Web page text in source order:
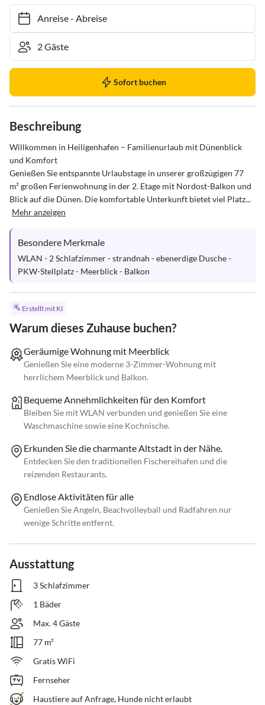
Anreise- Abreise
Sofort buchen
Beschreibung
Willkommen in Heiligenhafen – Familienurlaub mit Dünenblick
und Komfort
Genießen Sie entspannte Urlaubstage in unserer großzügigen 77
m² großen Ferienwohnung in der 2. Etage mit Nordost-Balkon und
Blick auf die Dünen. Die komfortable Unterkunft bietet viel Platz...
Mehr anzeigen
Besondere Merkmale
WLAN - 2 Schlafzimmer - strandnah - ebenerdige Dusche -
PKW-Stellplatz - Meerblick - Balkon
Erstellt mit KI
Warum dieses Zuhause buchen?
Geräumige Wohnung mit Meerblick
Genießen Sie eine moderne 3-Zimmer-Wohnung mit
herrlichem Meerblick und Balkon.
Bequeme Annehmlichkeiten für den Komfort
Bleiben Sie mit WLAN verbunden und genießen Sie eine
Waschmaschine sowie eine Kochnische.
Erkunden Sie die charmante Altstadt in der Nähe.
Entdecken Sie den traditionellen Fischereihafen und die
reizenden Restaurants.
Endlose Aktivitäten für alle
Genießen Sie Angeln, Beachvolleyball und Radfahren nur
wenige Schritte entfernt.
Ausstattung
3 Schlafzimmer
1 Bäder
Max. 4 Gäste
77 m²
Gratis WiFi
Fernseher
Haustiere auf Anfrage, Hunde nicht erlaubt